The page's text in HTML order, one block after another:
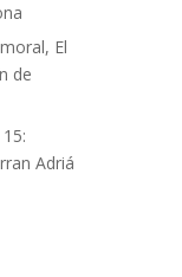
El
de
Adriá